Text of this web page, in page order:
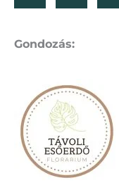
Gondozás: